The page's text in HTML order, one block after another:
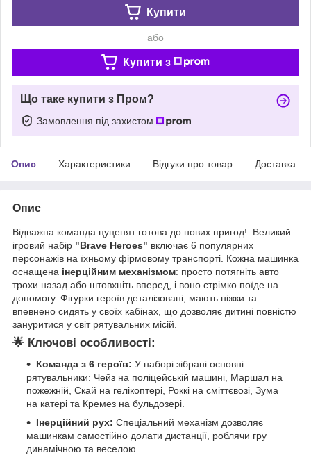
Купити
або
Купити з
Що таке купити з Пром?
Замовлення під захистом
Опис Характеристики Відгуки про товар Доставка
Опис
Відважна команда цуценят готова до нових пригод!. Великий
ігровий набір "Brave Heroes" включає 6 популярних
персонажів на їхньому фірмовому транспорті. Кожна машинка
оснащена інерційним механізмом: просто потягніть авто
трохи назад або штовхніть вперед, і воно стрімко поїде на
допомогу. Фігурки героїв деталізовані, мають ніжки та
впевнено сидять у своїх кабінах, що дозволяє дитині повністю
зануритися у світ рятувальних місій.
🌟 Ключові особливості:
Команда з 6 героїв: У наборі зібрані основні
рятувальники: Чейз на поліцейській машині, Маршал на
пожежній, Скай на гелікоптері, Роккі на сміттєвозі, Зума
на катері та Кремез на бульдозері.
Інерційний рух: Спеціальний механізм дозволяє
машинкам самостійно долати дистанції, роблячи гру
динамічною та веселою.